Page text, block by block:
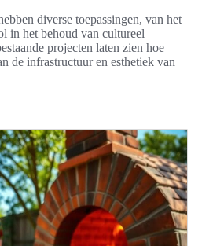
diverse toepassingen, van het
in het behoud van cultureel
projecten laten zien hoe
de infrastructuur en esthetiek van